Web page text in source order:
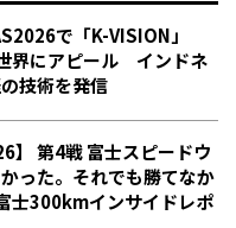
で「K-VISION」
界にアピール インドネ
技術を発信
】 第4戦 富士スピードウ
った。それでも勝てなか
富士300kmインサイドレポ